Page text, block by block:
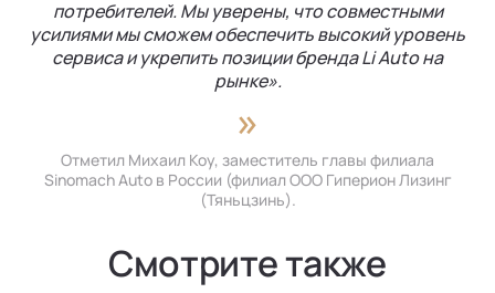
потребителей. Мы уверены, что совместными
усилиями мы сможем обеспечить высокий уровень
сервиса и укрепить позиции бренда Li Auto на
рынке».
Отметил Михаил Коу, заместитель главы филиала
Sinomach Auto в России (филиал ООО Гиперион Лизинг
(Тяньцзинь).
Смотрите также